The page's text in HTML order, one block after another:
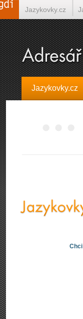
Jazykovky.cz
Jazykovky.cz
Španělština on-